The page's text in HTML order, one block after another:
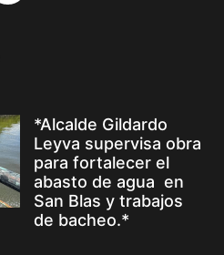
*Alcalde Gildardo
Leyva supervisa obra
para fortalecer el
abasto de agua en
San Blas y trabajos
de bacheo.*